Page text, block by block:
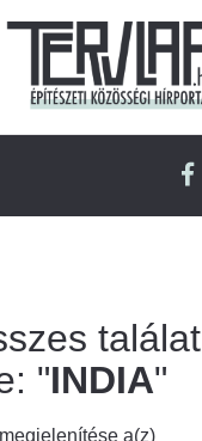
találat
"INDIA"
megjelenítése a(z)